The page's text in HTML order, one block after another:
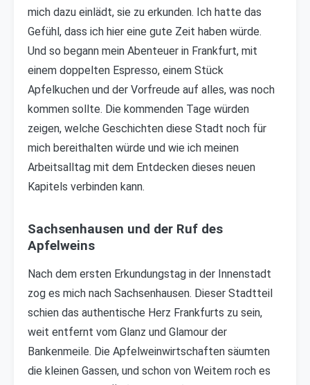
mich dazu einlädt, sie zu erkunden. Ich hatte das
Gefühl, dass ich hier eine gute Zeit haben würde.
Und so begann mein Abenteuer in Frankfurt, mit
einem doppelten Espresso, einem Stück
Apfelkuchen und der Vorfreude auf alles, was noch
kommen sollte. Die kommenden Tage würden
zeigen, welche Geschichten diese Stadt noch für
mich bereithalten würde und wie ich meinen
Arbeitsalltag mit dem Entdecken dieses neuen
Kapitels verbinden kann.
Sachsenhausen und der Ruf des
Apfelweins
Nach dem ersten Erkundungstag in der Innenstadt
zog es mich nach Sachsenhausen. Dieser Stadtteil
schien das authentische Herz Frankfurts zu sein,
weit entfernt vom Glanz und Glamour der
Bankenmeile. Die Apfelweinwirtschaften säumten
die kleinen Gassen, und schon von Weitem roch es